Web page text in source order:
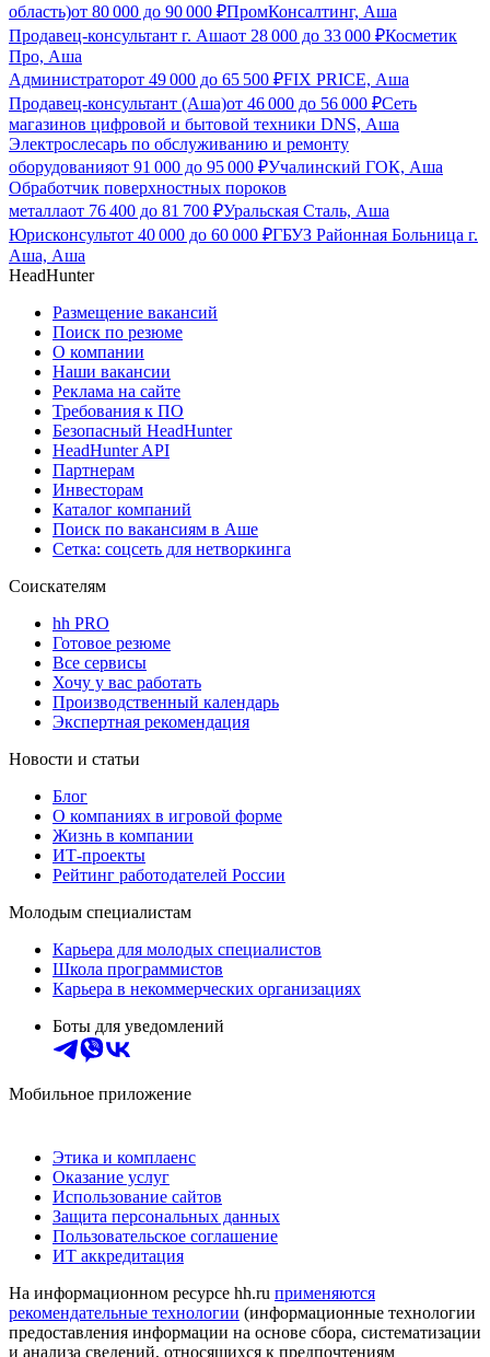
область)от 80 000 до 90 000 ₽ПромКонсалтинг, Аша
Продавец-консультант г. Ашаот 28 000 до 33 000 ₽Косметик
Про, Аша
Администраторот 49 000 до 65 500 ₽FIX PRICE, Аша
Продавец-консультант (Аша)от 46 000 до 56 000 ₽Сеть
магазинов цифровой и бытовой техники DNS, Аша
Электрослесарь по обслуживанию и ремонту
оборудованияот 91 000 до 95 000 ₽Учалинский ГОК, Аша
Обработчик поверхностных пороков
металлаот 76 400 до 81 700 ₽Уральская Сталь, Аша
Юрисконсультот 40 000 до 60 000 ₽ГБУЗ Районная Больница г.
Аша, Аша
HeadHunter
Размещение вакансий
Поиск по резюме
О компании
Наши вакансии
Реклама на сайте
Требования к ПО
Безопасный HeadHunter
HeadHunter API
Партнерам
Инвесторам
Каталог компаний
Поиск по вакансиям в Аше
Сетка: соцсеть для нетворкинга
Соискателям
hh PRO
Готовое резюме
Все сервисы
Хочу у вас работать
Производственный календарь
Экспертная рекомендация
Новости и статьи
Блог
О компаниях в игровой форме
Жизнь в компании
ИТ-проекты
Рейтинг работодателей России
Молодым специалистам
Карьера для молодых специалистов
Школа программистов
Карьера в некоммерческих организациях
Боты для уведомлений
Мобильное приложение
Этика и комплаенс
Оказание услуг
Использование сайтов
Защита персональных данных
Пользовательское соглашение
ИТ аккредитация
На информационном ресурсе hh.ru применяются
рекомендательные технологии (информационные технологии
предоставления информации на основе сбора, систематизации
и анализа сведений, относящихся к предпочтениям